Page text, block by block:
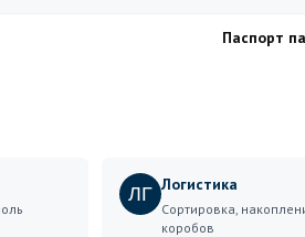
Паспорт
ЛГ Логистика
Сортировка,
коробов